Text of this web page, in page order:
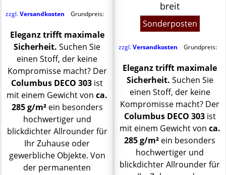
zzgl.Versandkosten Grundpreis:
Eleganz trifft maximale
Sicherheit. Suchen Sie
einen Stoff, der keine
Kompromisse macht? Der
Columbus DECO 303 ist
mit einem Gewicht vonca.
285 g/m²ein besonders
hochwertiger und
blickdichter Allrounder für
Ihr Zuhause oder
gewerbliche Objekte. Von
der permanenten
breit
Sonderposten
zzgl.Versandkosten Grundpreis:
Eleganz trifft maximale
Sicherheit. Suchen Sie
einen Stoff, der keine
Kompromisse macht? Der
Columbus DECO 303ist
mit einem Gewicht von ca.
285 g/m² ein besonders
hochwertiger und
blickdichter Allrounder für